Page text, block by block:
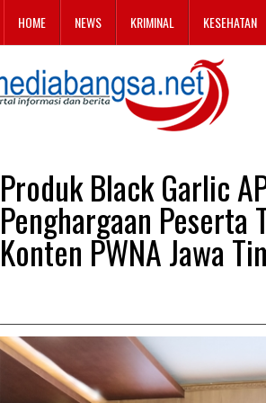
HOME NEWS KRIMINAL KESEHATAN
Produk Black Garlic
Penghargaan
Konten PWNA Jawa